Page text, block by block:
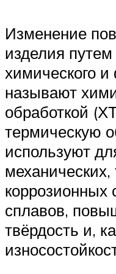
Изменение
изделия
химического и
называют
обработкой
термическую
используют
механических,
коррозионных
сплавов,
твёрдость и,